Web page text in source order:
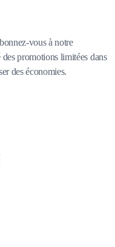
vous à notre
promotions limitées dans
des économies.